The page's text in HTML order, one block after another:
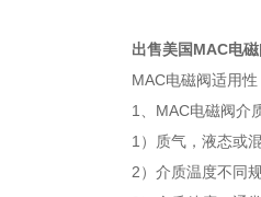
出售美国MAC电
MAC电磁阀适用性
1、MAC电磁阀介
1）质气，液态或
2）介质温度不同